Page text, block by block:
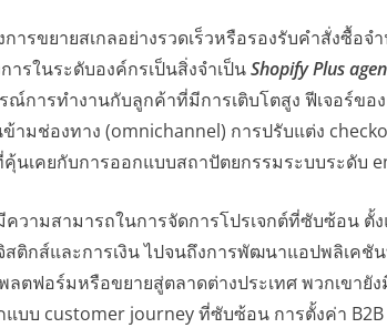
ารขยายสเกลอย่างรวดเร็วหรือรองรับคำสั่งซื้อจ
ารในระดับองค์กรเป็นสิ่งจำเป็นShopify Plus
การทำงานกับลูกค้าที่มีการเติบโตสูง ฟีเจอร์ขอ
ามช่องทาง (omnichannel) การปรับแต่ง
นเคยกับการออกแบบสถาปัตยกรรมระบบระดับ
ความสามารถในการจัดการโปรเจกต์ที่ซับซ้อน
ติกส์และการเงิน ไปจนถึงการพัฒนาแอปพลิเคชั
ลตฟอร์มหรือขยายสู่ตลาดต่างประเทศ พวกเขายั
แบบ customer journey ที่ซับซ้อน การตั้งค่า